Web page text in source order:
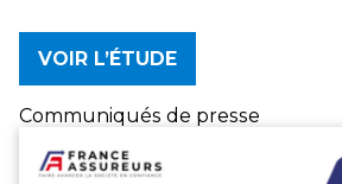
VOIR L’ÉTUDE
Communiqués de presse